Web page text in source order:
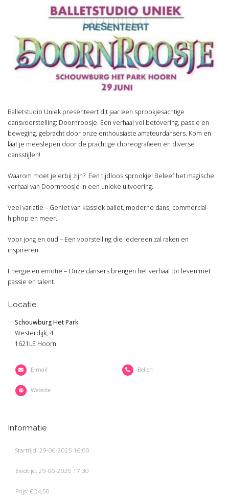
Balletstudio Uniek presenteert dit jaar een sprookjesachtige
dansvoorstelling: Doornroosje. Een verhaal vol betovering, passie en
beweging, gebracht door onze enthousiaste amateurdansers. Kom en
laat je meeslepen door de prachtige choreografieën en diverse
dansstijlen!
Waarom moet je erbij zijn? Een tijdloos sprookje! Beleef het magische
verhaal van Doornroosje in een unieke uitvoering.
Veel variatie – Geniet van klassiek ballet, moderne dans, commercial-
hiphop en meer.
Voor jong en oud – Een voorstelling die iedereen zal raken en
inspireren.
Energie en emotie – Onze dansers brengen het verhaal tot leven met
passie en talent.
Locatie
Schouwburg Het Park
Westerdijk, 4
1621LE Hoorn
E-mail Bellen
Website
Informatie
Starttijd: 29-06-2025 16:00
Eindtijd: 29-06-2025 17:30
Prijs: € 24,50